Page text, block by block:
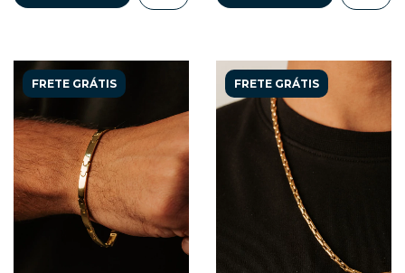
FRETE GRÁTIS FRETE GRÁTIS